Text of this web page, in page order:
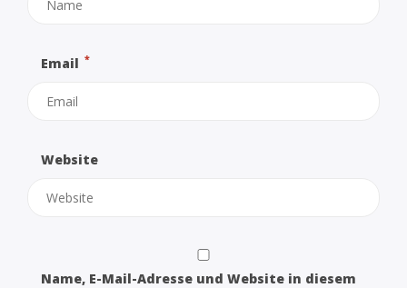
Email *
Website
Name, E-Mail-Adresse und Website in diesem